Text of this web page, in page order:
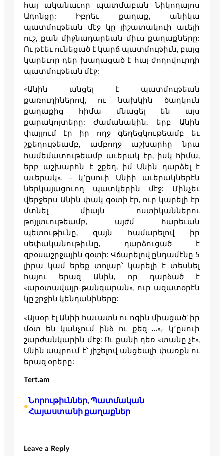
հայ ականաւոր պատմաբան Նիկողայոս
Ադոնցը: Իբրեւ քաղաք, անիկա
պատմութեան մէջ կը յիշատակուի աւելի
ուշ, քան միջնադարեան միւս քաղաքները:
Ու թէեւ ունեցած է կարճ պատմութիւն, բայց
կարեւոր դեր խաղացած է հայ ժողովուրդի
պատմութեան մէջ:
«Անին անցել է պատմութեան
քառուղիներով, ու նախկին ծաղկուն
քաղաքից հիմա մնացել են այս
քարակոյտերը: Ժամանակին, երբ Անին
փայլում էր իր ողջ գեղեցկութեամբ եւ
շքեղութեամբ, ամբողջ աշխարհը նրա
համեմատութեամբ աւերակ էր, իսկ հիմա,
երբ աշխարհն է շքեղ, իմ Անին դարձել է
աւերակ». – կ՚ըսուի Անիի աւերակներէն
ներկայացուող պատկերին մէջ: Մինչեւ
վերջերս Անին փակ գօտի էր, ուր կարելի էր
մտնել միայն ոստիկաններու
թոյլտւութեամբ, այժմ հարեւան
պետութիւնը, զայն համարելով իր
սեփականութիւնը, դարձուցած է
զբօսաշրջային գօտի: Վճարելով ընդամէնը 5
լիրա կամ երեք տոլար՝ կարելի է տեսնել
հայու երազ Անին, որ դարձած է
«արօտավայր-թանգարան», ուր ազատօրէն
կը շրջին կենդանիները:
«Այսօր էլ Անիի հաւատն ու ոգին միացած’ իր
մօտ են կանչում ինձ ու քեզ …»,- կ՚ըսուի
շարժանկարին մէջ: Ու քանի դեռ «տանը չէ»,
Անին ապրում է՝ յիշելով անցեալի փառքն ու
երազ օրերը:
Tert.am
•
Նորութիւններ, Պատմական
Հայաստանի քաղաքներ
Leave a Reply